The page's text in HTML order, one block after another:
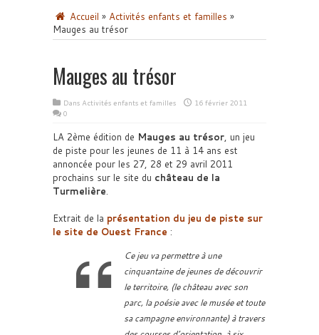
Accueil » Activités enfants et familles »
Mauges au trésor
Mauges au trésor
Dans Activités enfants et familles
16 février 2011
0
LA 2ème édition de Mauges au trésor, un jeu
de piste pour les jeunes de 11 à 14 ans est
annoncée pour les 27, 28 et 29 avril 2011
prochains sur le site du château de la
Turmelière.
Extrait de la présentation du jeu de piste sur
le site de Ouest France :
Ce jeu va permettre à une
cinquantaine de jeunes de découvrir
le territoire, (le château avec son
parc, la poésie avec le musée et toute
sa campagne environnante) à travers